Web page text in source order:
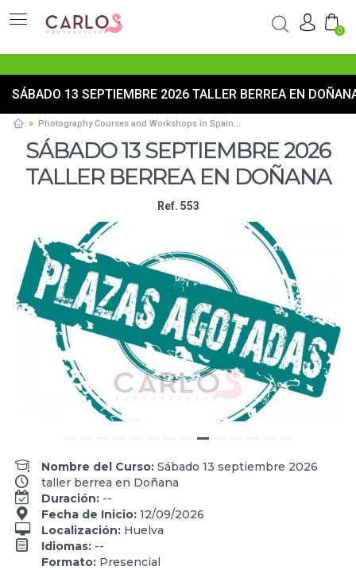
0
SÁBADO 13 SEPTIEMBRE 2026 TALLER BERREA EN
Photography Courses and Workshops in Spain
SÁBADO 13 SEPTIEMBRE 2026
TALLER BERREA EN DOÑANA
Ref. 553
Nombre del Curso:Sábado 13 septiembre 2026
taller berrea en Doñana
Duración: --
Fecha de Inicio:12/09/2026
Localización: Huelva
Idiomas: --
Formato: Presencial